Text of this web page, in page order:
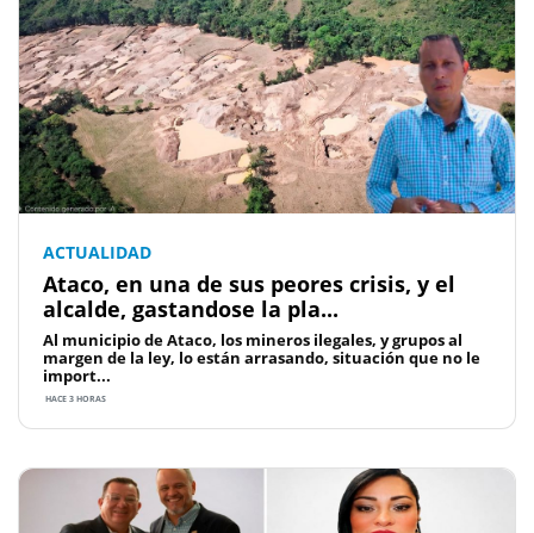
ACTUALIDAD
Ataco, en una de sus peores crisis, y el
alcalde, gastandose la pla...
Al municipio de Ataco, los mineros ilegales, y grupos al
margen de la ley, lo están arrasando, situación que no le
import...
HACE 3 HORAS